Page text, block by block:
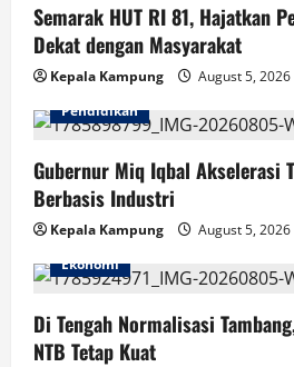
Semarak HUT RI 81, Hajatkan
Dekat dengan Masyarakat
Kepala Kampung August 5, 2026
Pendidikan
Gubernur Miq Iqbal Akselerasi
Berbasis Industri
Kepala Kampung August 5, 2026
Ekonomi
Di Tengah Normalisasi
NTB Tetap Kuat